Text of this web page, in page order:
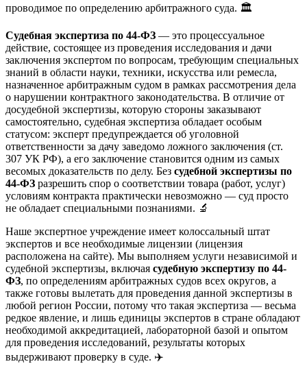
проводимое по определению арбитражного суда. 🏛️
Судебная экспертиза по 44-ФЗ — это процессуальное
действие, состоящее из проведения исследования и дачи
заключения экспертом по вопросам, требующим специальных
знаний в области науки, техники, искусства или ремесла,
назначенное арбитражным судом в рамках рассмотрения дела
о нарушении контрактного законодательства. В отличие от
досудебной экспертизы, которую стороны заказывают
самостоятельно, судебная экспертиза обладает особым
статусом: эксперт предупреждается об уголовной
ответственности за дачу заведомо ложного заключения (ст.
307 УК РФ), а его заключение становится одним из самых
весомых доказательств по делу. Без судебной экспертизы по
44-ФЗ разрешить спор о соответствии товара (работ, услуг)
условиям контракта практически невозможно — суд просто
не обладает специальными познаниями. 🔬
Наше экспертное учреждение имеет колоссальный штат
экспертов и все необходимые лицензии (лицензия
расположена на сайте). Мы выполняем услуги независимой и
судебной экспертизы, включая судебную экспертизу по 44-
ФЗ, по определениям арбитражных судов всех округов, а
также готовы вылетать для проведения данной экспертизы в
любой регион России, потому что такая экспертиза — весьма
редкое явление, и лишь единицы экспертов в стране обладают
необходимой аккредитацией, лабораторной базой и опытом
для проведения исследований, результаты которых
выдерживают проверку в суде. ✈️